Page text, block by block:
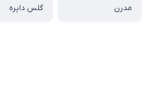
مدرن
گلس دایره